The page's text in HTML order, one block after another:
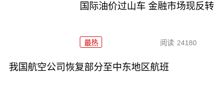
国际油价过山车 金融市场现反转
最热 阅读 24180
我国航空公司恢复部分至中东地区航班